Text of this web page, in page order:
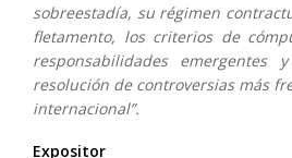
sobreestadía, su régimen
fletamento, los criterios de
responsabilidades emergentes
resolución de controversias más
internacional”.
Expositor